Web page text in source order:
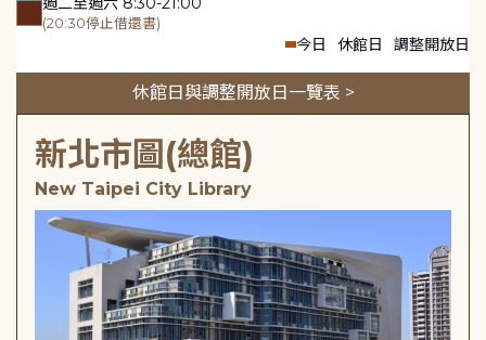
(20:30停止借還書)
今日 休館日 調整開放日
休館日與調整開放日一覽表 >
新北市圖(總館)
New Taipei City Library